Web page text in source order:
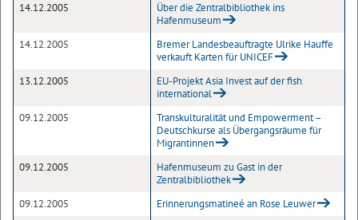
14.12.2005
Über die Zentralbibliothek ins
Hafenmuseum
14.12.2005
Bremer Landesbeauftragte Ulrike Hauffe
verkauft Karten für UNICEF
13.12.2005
EU-Projekt Asia Invest auf der fish
international
09.12.2005
Transkulturalität und Empowerment –
Deutschkurse als Übergangsräume für
Migrantinnen
09.12.2005
Hafenmuseum zu Gast in der
Zentralbibliothek
09.12.2005
Erinnerungsmatineé an Rose Leuwer